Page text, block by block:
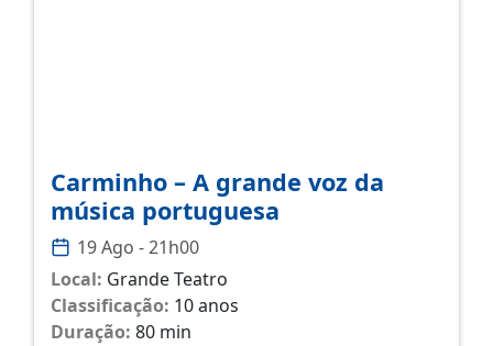
Carminho – A grande voz da
música portuguesa
19 Ago - 21h00
Local: Grande Teatro
Classificação: 10 anos
Duração: 80 min